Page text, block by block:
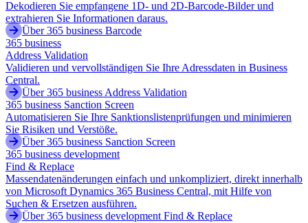
Dekodieren Sie empfangene 1D- und 2D-Barcode-Bilder und
extrahieren Sie Informationen daraus.
Über 365 business Barcode
365 business
Address Validation
Validieren und vervollständigen Sie Ihre Adressdaten in Business
Central.
Über 365 business Address Validation
365 business Sanction Screen
Automatisieren Sie Ihre Sanktionslistenprüfungen und minimieren
Sie Risiken und Verstöße.
Über 365 business Sanction Screen
365 business development
Find & Replace
Massendatenänderungen einfach und unkompliziert, direkt innerhalb
von Microsoft Dynamics 365 Business Central, mit Hilfe von
Suchen & Ersetzen ausführen.
Über 365 business development Find & Replace